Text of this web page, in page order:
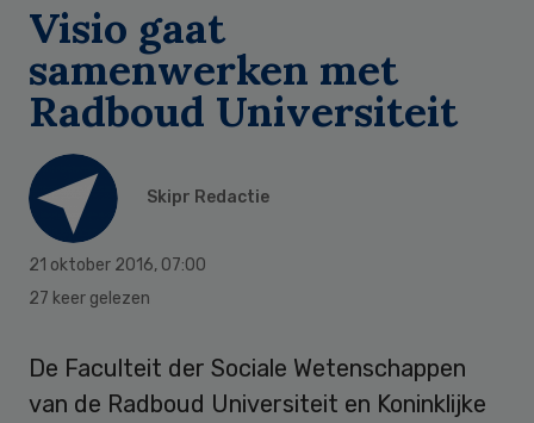
Visio gaat
samenwerken met
Radboud Universiteit
Skipr Redactie
21 oktober 2016, 07:00
27 keer gelezen
De Faculteit der Sociale Wetenschappen
van de Radboud Universiteit en Koninklijke